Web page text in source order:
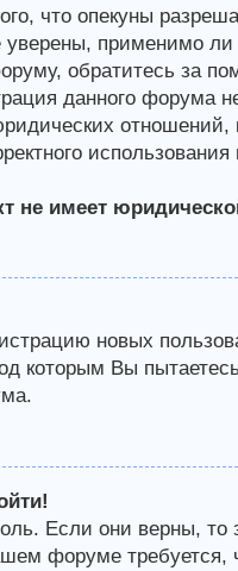
что опекуны
применимо ли
обратитесь за
данного форума
отношений,
не имеет
новых
которым Вы пытаетесь
Если они верны, то
форуме требуется,